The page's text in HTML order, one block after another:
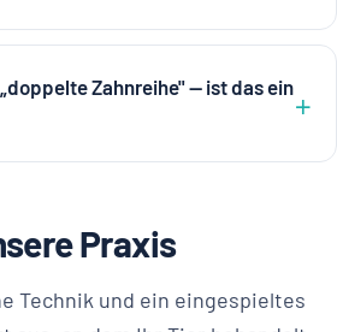
Zahnreihe" — ist das ein
Praxis
Technik und ein eingespieltes